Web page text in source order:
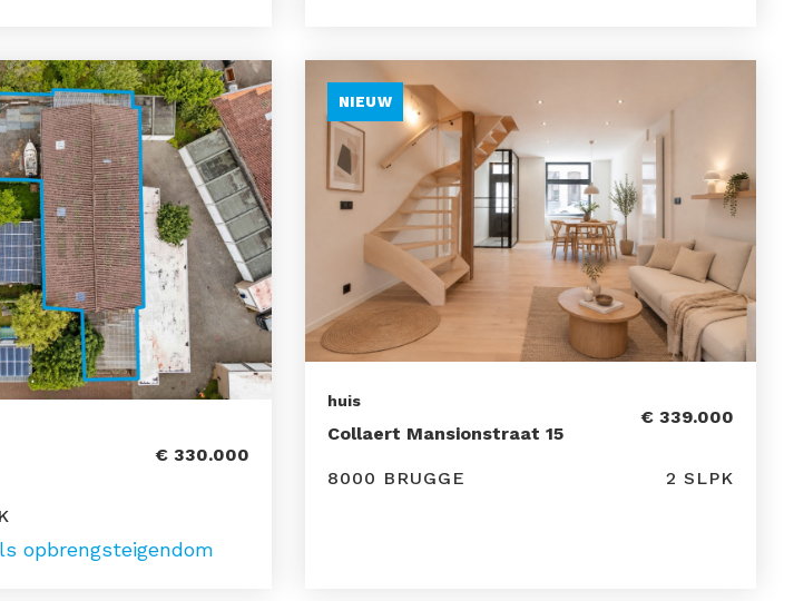
€ 330.000
opbrengsteigendom
NIEUW
huis
Collaert Mansionstraat 15
€ 339.000
8000 BRUGGE 2 SLPK